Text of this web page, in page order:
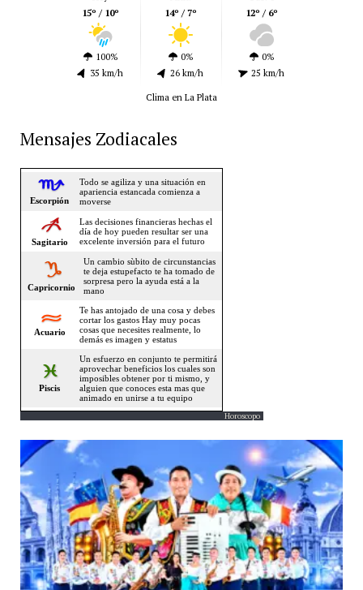
15º / 10º
100%
35 km/h
14º / 7º
0%
26 km/h
12º / 6º
0%
25 km/h
Clima en La Plata
Mensajes Zodiacales
Horoscopo